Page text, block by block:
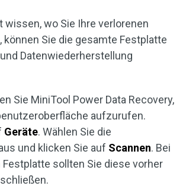
wissen, wo Sie Ihre verlorenen
können Sie die gesamte Festplatte
Datenwiederherstellung
Sie MiniTool Power Data Recovery,
aufzurufen.
Geräte. Wählen Sie die
und klicken Sie auf Scannen. Bei
sollten Sie diese vorher